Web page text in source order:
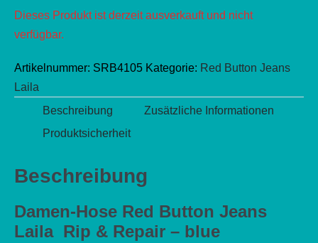
Dieses Produkt ist derzeit ausverkauft und nicht
verfügbar.
Artikelnummer: SRB4105 Kategorie: Red Button Jeans
Laila
Beschreibung
Zusätzliche Informationen
Produktsicherheit
Beschreibung
Damen-Hose Red Button Jeans
Laila Rip & Repair – blue